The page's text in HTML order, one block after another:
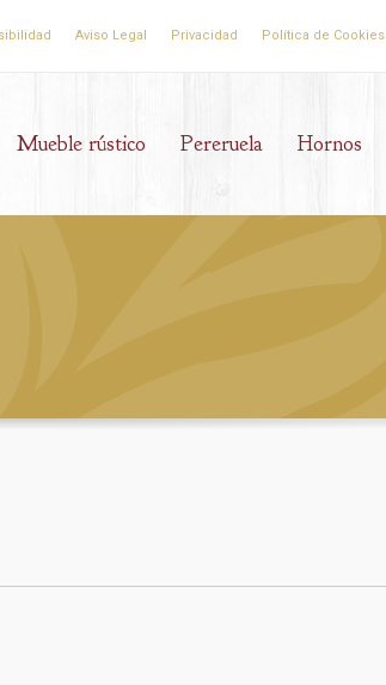
Aviso Legal Privacidad Política de Cookies
Mueble rústico Pereruela Hornos